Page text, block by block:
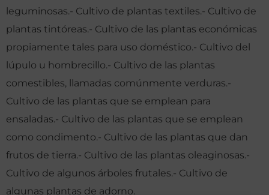
leguminosas.- Cultivo de plantas textiles.- Cultivo de
plantas tintóreas.- Cultivo de las plantas económicas
propiamente tales para uso doméstico.- Cultivo del
lúpulo u hombrecillo.- Cultivo de las plantas
comestibles, llamadas comúnmente verduras.-
Cultivo de las plantas que se emplean para
ensaladas.- Cultivo de las plantas que se emplean
como condimento.- Cultivo de las plantas que dan
frutos de tierra.- Cultivo de las plantas oleaginosas.-
Cultivo de algunos árboles frutales.- Cultivo de
algunas plantas de adorno.